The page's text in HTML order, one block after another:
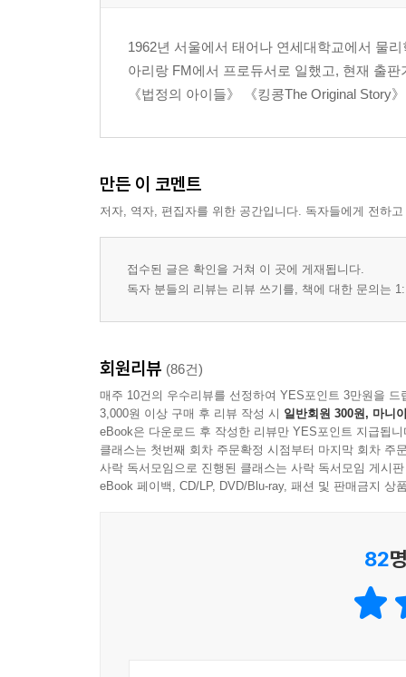
1962년 서울에서 태어나 연세대학교에서 물
아리랑 FM에서 프로듀서로 일했고, 현재 출
《법정의 아이들》 《킹콩The Original Story
만든 이 코멘트
저자, 역자, 편집자를 위한 공간입니다. 독자들에게 전하
접수된 글은 확인을 거쳐 이 곳에 게재됩니다.
독자 분들의 리뷰는 리뷰 쓰기를, 책에 대한 문의는
회원리뷰 (86건)
매주 10건의 우수리뷰를 선정하여 YES포인트 3만원을 드
3,000원 이상 구매 후 리뷰 작성 시 일반회원 300원, 마니
eBook은 다운로드 후 작성한 리뷰만 YES포인트 지급됩니
클래스는 첫번째 회차 주문확정 시점부터 마지막 회차 주
사락 독서모임으로 진행된 클래스는 사락 독서모임 게시
eBook 페이백, CD/LP, DVD/Blu-ray, 패션 및 판매금지 상
82